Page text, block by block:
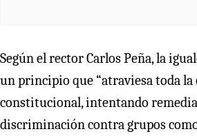
Según el rector Carlos Peña, la
un principio que “atraviesa toda la
constitucional, intentando
discriminación contra grupos